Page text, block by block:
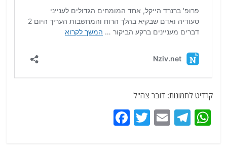
קרדיט לתמונות: דובר צה"ל
W
T
E
T